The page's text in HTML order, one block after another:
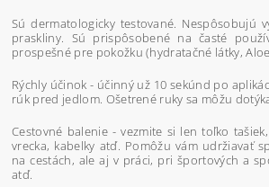
Sú dermatologicky testované. Nespôsobujú
praskliny. Sú prispôsobené na časté
prospešné pre pokožku (hydratačné látky, Aloe
Rýchly účinok - účinný už 10 sekúnd po
rúk pred jedlom. Ošetrené ruky sa môžu
Cestovné balenie - vezmite si len toľko
vrecka, kabelky atď. Pomôžu vám udržiavať
na cestách, ale aj v práci, pri športových a
atď.